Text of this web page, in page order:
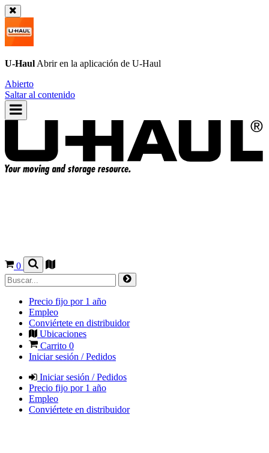
U-Haul Abrir en la aplicación de U-Haul
Abierto
Saltar al contenido
0
Precio fijo por 1 año
Empleo
Conviértete en distribuidor
Ubicaciones
Carrito 0
Iniciar sesión / Pedidos
Iniciar sesión / Pedidos
Precio fijo por 1 año
Empleo
Conviértete en distribuidor